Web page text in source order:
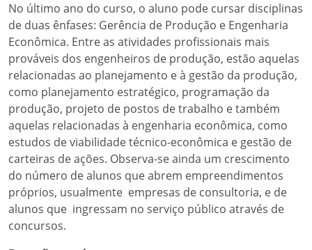
No último ano do curso, o aluno pode cursar disciplinas
de duas ênfases: Gerência de Produção e Engenharia
Econômica. Entre as atividades profissionais mais
prováveis dos engenheiros de produção, estão aquelas
relacionadas ao planejamento e à gestão da produção,
como planejamento estratégico, programação da
produção, projeto de postos de trabalho e também
aquelas relacionadas à engenharia econômica, como
estudos de viabilidade técnico-econômica e gestão de
carteiras de ações. Observa-se ainda um crescimento
do número de alunos que abrem empreendimentos
próprios, usualmente empresas de consultoria, e de
alunos que ingressam no serviço público através de
concursos.